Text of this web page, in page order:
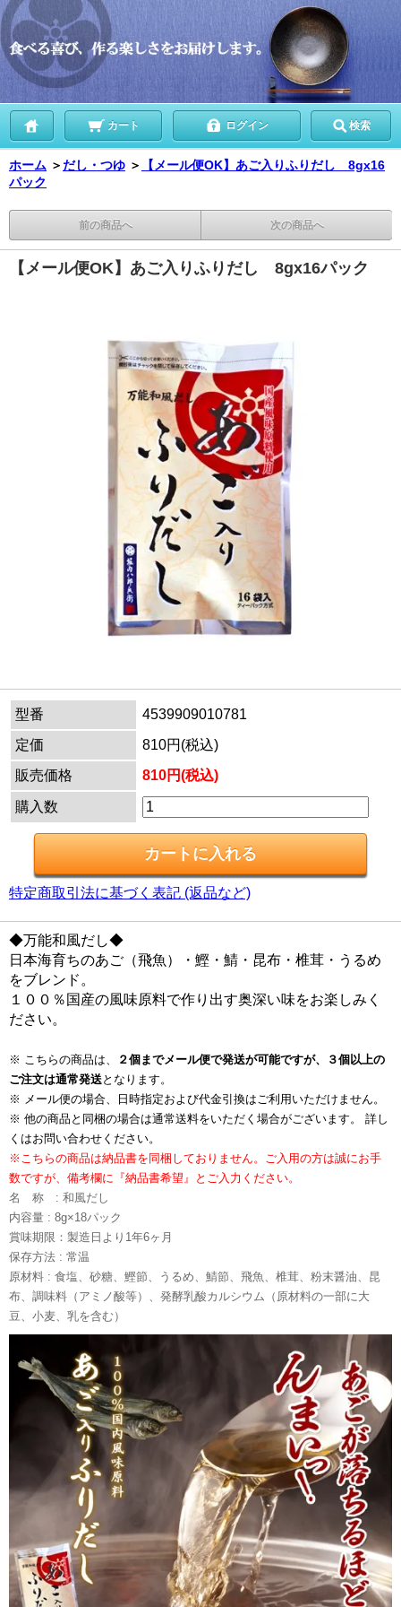
カート ログイン 検索
ホーム ＞ だし・つゆ ＞
【メール便OK】あご入りふりだし 8gx16
パック
前の商品へ 次の商品へ
【メール便OK】あご入りふりだし 8gx16パック
型番
4539909010781
定価
810円(税込)
販売価格
810円(税込)
購入数
特定商取引法に基づく表記 (返品など)
◆万能和風だし◆
日本海育ちのあご（飛魚）・鰹・鯖・昆布・椎茸・うるめ
をブレンド。
１００％国産の風味原料で作り出す奥深い味をお楽しみく
ださい。
※ こちらの商品は、
２個までメール便で発送が可能ですが、３個以上の
ご注文は通常発送となります。
※ メール便の場合、日時指定および代金引換はご利用いただけません。
※ 他の商品と同梱の場合は通常送料をいただく場合がございます。 詳し
くはお問い合わせください。
※こちらの商品は納品書を同梱しておりません。ご入用の方は誠にお手
数ですが、備考欄に『納品書希望』とご入力ください。
名 称 : 和風だし
内容量 : 8g×18パック
賞味期限：製造日より1年6ヶ月
保存方法 : 常温
原材料 : 食塩、砂糖、鰹節、うるめ、鯖節、飛魚、椎茸、粉末醤油、昆
布、調味料（アミノ酸等）、発酵乳酸カルシウム（原材料の一部に大
豆、小麦、乳を含む）